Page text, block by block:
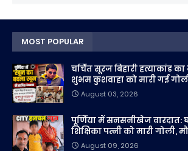
MOST POPULAR
चर्चित सूरज बिहारी हत्याकांड
शुभम कुशवाहा को मारी गई
August 03, 2026
पूर्णिया में सनसनीखेज वारदात:
शिक्षिका पत्नी को मारी गोली,
August 09, 2026